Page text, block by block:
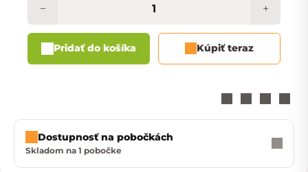
+
−
Pridať do košíka Kúpiť teraz
Zavrieť
Dostupnosť na pobočkách
Skladom na 1 pobočke